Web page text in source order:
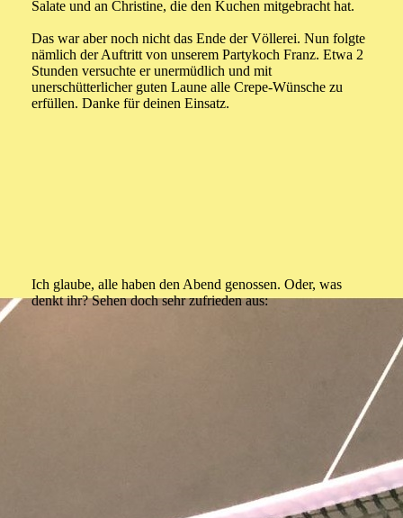
Salate und an Christine, die den Kuchen mitgebracht hat.
Das war aber noch nicht das Ende der Völlerei. Nun folgte
nämlich der Auftritt von unserem Partykoch Franz. Etwa 2
Stunden versuchte er unermüdlich und mit
unerschütterlicher guten Laune alle Crepe-Wünsche zu
erfüllen. Danke für deinen Einsatz.
Ich glaube, alle haben den Abend genossen. Oder, was
denkt ihr? Sehen doch sehr zufrieden aus: